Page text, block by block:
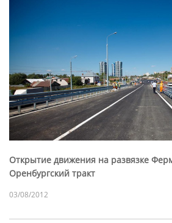
Открытие движения на развязке
Оренбургский тракт
03/08/2012